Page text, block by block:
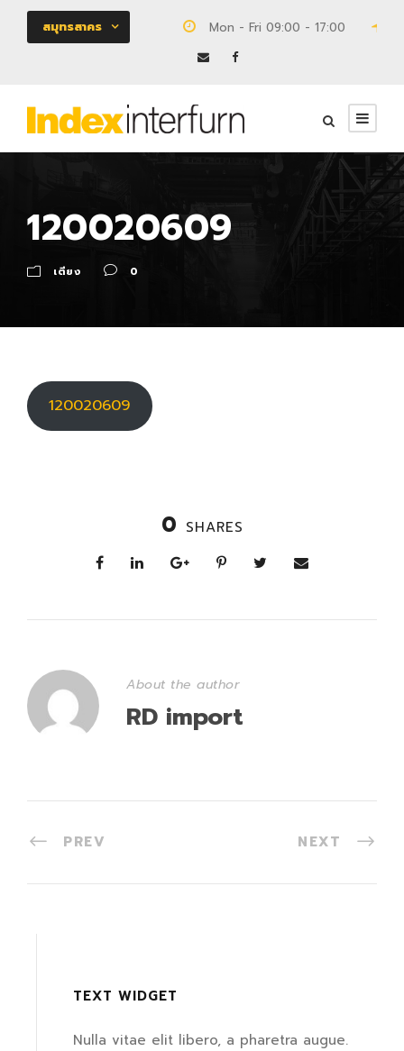
สมุทรสาคร Mon - Fri 09:00 - 17:00
120020609
เตียง 0
120020609
0 SHARES
About the author
RD import
PREV NEXT
TEXT WIDGET
Nulla vitae elit libero, a pharetra augue.